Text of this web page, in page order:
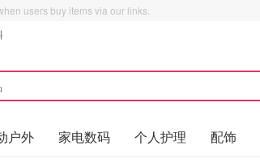
users buy items via our links.
户外 家电数码 个人护理 配饰